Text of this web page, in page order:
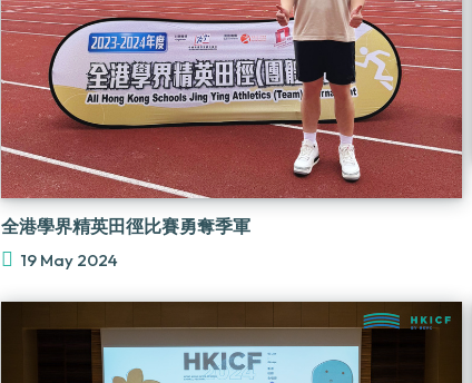
全港學界精英田徑比賽勇奪季軍
19 May 2024